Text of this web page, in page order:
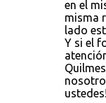
en el
misma
lado
Y si el